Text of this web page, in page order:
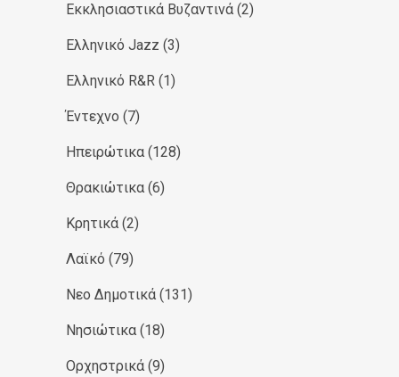
Εκκλησιαστικά Βυζαντινά (2)
Ελληνικό Jazz (3)
Ελληνικό R&R (1)
Έντεχνο (7)
Ηπειρώτικα (128)
Θρακιώτικα (6)
Κρητικά (2)
Λαϊκό (79)
Νεο Δημοτικά (131)
Νησιώτικα (18)
Ορχηστρικά (9)